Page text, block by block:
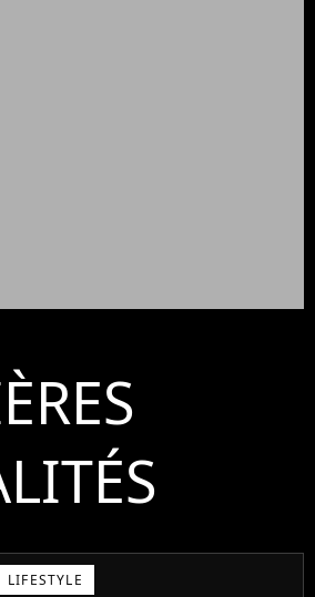
LIFESTYLE